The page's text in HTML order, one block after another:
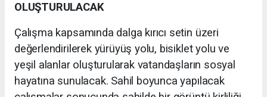
OLUŞTURULACAK
Çalışma kapsamında dalga kırıcı setin üzeri
değerlendirilerek yürüyüş yolu, bisiklet yolu ve
yeşil alanlar oluşturularak vatandaşların sosyal
hayatına sunulacak. Sahil boyunca yapılacak